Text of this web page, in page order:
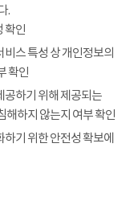
.
확인
스 특성 상 개인정보의
확인
공하기 위해 제공되는
해하지 않는지 여부 확인
기 위한 안전성 확보에